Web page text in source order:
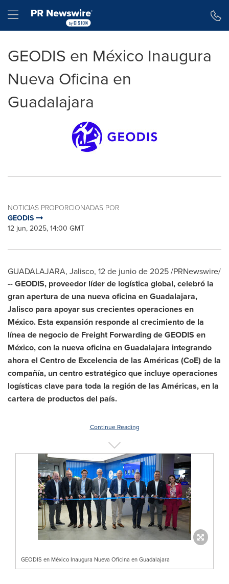
Hamburger menu
GEODIS en México Inaugura
Nueva Oficina en
Guadalajara
NOTICIAS PROPORCIONADAS POR
GEODIS
12 jun, 2025, 14:00 GMT
GUADALAJARA, Jalisco, 12 de junio de 2025/PRNewswire/
--GEODIS, proveedor líder de logística global, celebró la
gran apertura de una nueva oficina enGuadalajara,
Jalisco para apoyar sus crecientes operaciones en
México. Esta expansión responde al crecimiento de la
línea de negocio de Freight Forwarding de GEODIS en
México, con la nueva oficina enGuadalajara integrando
ahora el Centro de Excelencia de las Américas (CoE) de la
compañía, un centro estratégico que incluye operaciones
logísticas clave para toda la región de las Américas, en la
cartera de productos del país.
Continue Reading
GEODIS en México Inaugura Nueva Oficina en Guadalajara